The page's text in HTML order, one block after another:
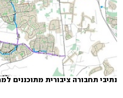
נתיבי תחבורה ציבורית מתוכננים